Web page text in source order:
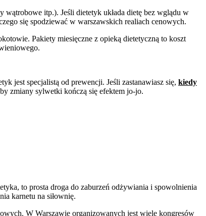
itp.). Jeśli dietetyk układa dietę bez wglądu w
się spodziewać w warszawskich realiach cenowych.
Pakiety miesięczne z opieką dietetyczną to koszt
jest specjalistą od prewencji. Jeśli zastanawiasz się, kiedy
zmiany sylwetki kończą się efektem jo-jo.
to prosta droga do zaburzeń odżywiania i spowolnienia
karnetu na siłownię.
W Warszawie organizowanych jest wiele kongresów